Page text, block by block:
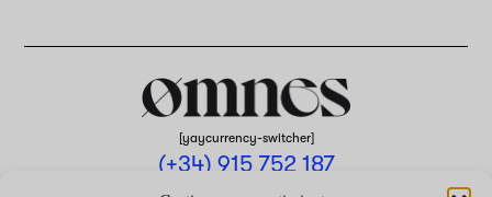
[yaycurrency-switcher]
(+34) 915 752 187